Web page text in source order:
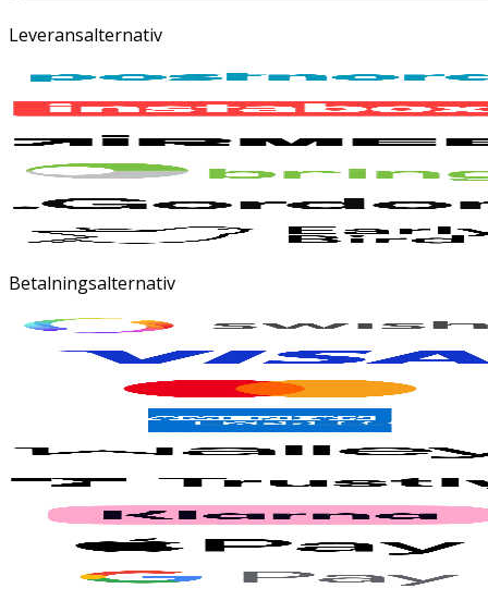
Leveransalternativ
Betalningsalternativ